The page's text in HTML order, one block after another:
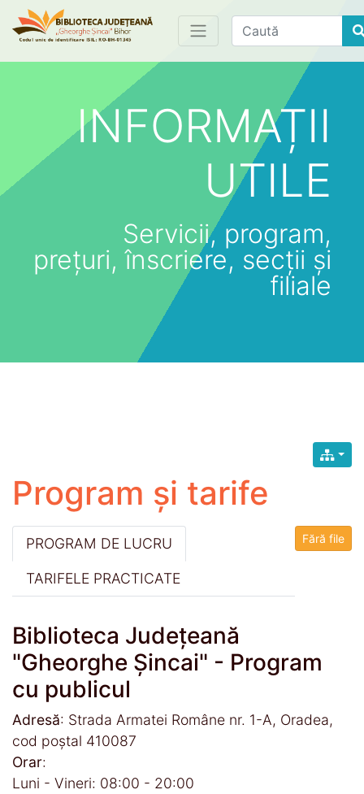
Find
INFORMAȚII
UTILE
Servicii, program,
prețuri, înscriere, secții și
filiale
Program și tarife
Fără file
PROGRAM DE LUCRU
TARIFELE PRACTICATE
Biblioteca Judeţeană
"Gheorghe Şincai" - Program
cu publicul
Adresă: Strada Armatei Române nr. 1-A, Oradea,
cod poştal 410087
Orar:
Luni - Vineri: 08:00 - 20:00